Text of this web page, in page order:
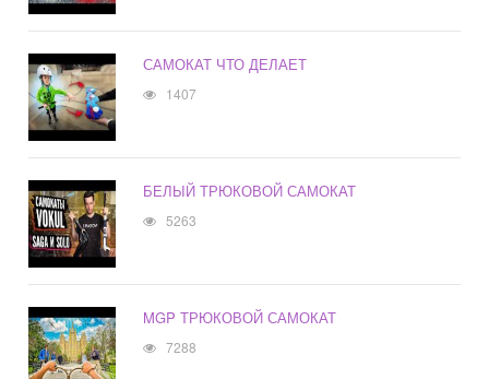
САМОКАТ ЧТО ДЕЛАЕТ
1407
БЕЛЫЙ ТРЮКОВОЙ САМОКАТ
5263
MGP ТРЮКОВОЙ САМОКАТ
7288